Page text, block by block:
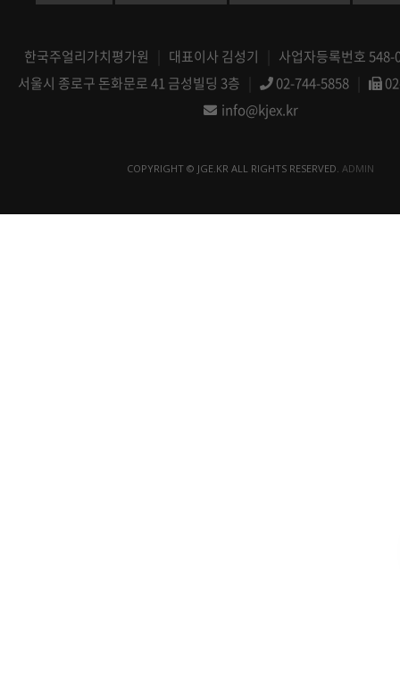
한국주얼리가치평가원 대표이사 김성기
사업자등록번호
서울시 종로구 돈화문로 41 금성빌딩 3층
02-744-5858
info@kjex.kr
COPYRIGHT © JGE.KR ALL RIGHTS RESERVED. ADMIN